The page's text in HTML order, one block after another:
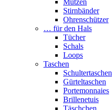
Mützen
Stirnbänder
Ohrenschützer
… für den Hals
Tücher
Schals
Loops
Taschen
Schultertaschen
Gürteltaschen
Portemonnaies
Brillenetuis
Täschchen